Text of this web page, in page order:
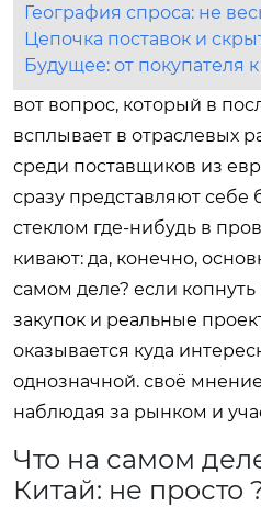
География спроса: не
Цепочка поставок и
Будущее: от покупателя
вот вопрос, который в
всплывает в отраслевых
среди поставщиков из
сразу представляют себе
стеклом где-нибудь в
кивают: да, конечно,
самом деле? если копнуть
закупок и реальные
оказывается куда
однозначной. своё
наблюдая за рынком и
Что на самом
Китай: не просто